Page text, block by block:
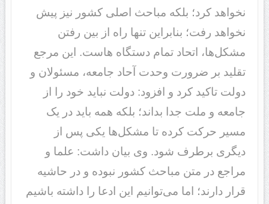
نخواهد کرد؛ بلکه مباحث اصلی کشور نیز پیش
نخواهد رفت؛ بنابراین تنها راه از بین رفتن
مشکل‌ها، اتحاد تمام دستگاه هاست. این مرجع
تقلید بر ضرورت وحدت آحاد جامعه، مسئولان و
دولت تاکید کرد و افزود: دولت نباید خود را از
جامعه و ملت جدا بداند؛ بلکه همه باید در یک
مسیر حرکت کرده تا مشکل‌ها یکی پس از
دیگری برطرف شود. وی بیان داشت: علما و
مراجع در متن مباحث کشور نبوده و در حاشیه
قرار دارند؛ اما می‌توانیم این ادعا را داشته باشیم